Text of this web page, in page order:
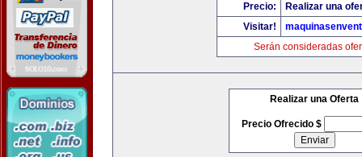
Precio:
Realizar una
Visitar!
Serán consideradas
Realizar una Oferta
Precio Ofrecido $